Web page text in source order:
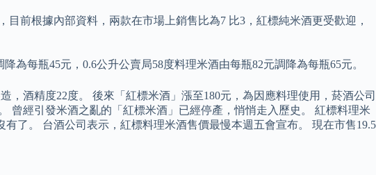
前根據內部資料，兩款在市場上銷售比為7 比3，紅標純米酒更受歡迎，
為每瓶45元，0.6公升公賣局58度料理米酒由每瓶82元調降為每瓶65元。
酒精度22度。 後來「紅標米酒」漲至180元，為因應料理使用，菸酒公司
曾經引發米酒之亂的「紅標米酒」已經停產，悄悄走入歷史。 紅標料理米
了。 台酒公司表示，紅標料理米酒售價最慢本週五會宣布。 現在市售19.5